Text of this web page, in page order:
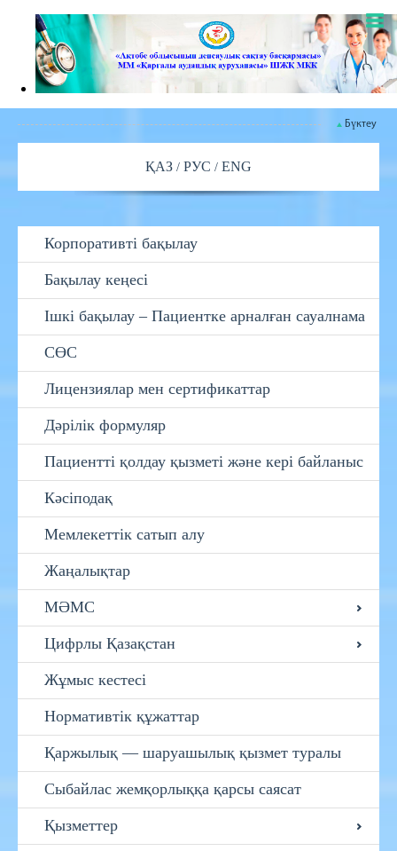
Бүктеу
ҚАЗ РУС ENG
Корпоративті бақылау
Бақылау кеңесі
Ішкі бақылау – Пациентке арналған сауалнама
СӨС
Лицензиялар мен сертификаттар
Дәрілік формуляр
Пациентті қолдау қызметі және кері байланыс
Кәсіподақ
Мемлекеттік сатып алу
Жаңалықтар
МӘМС
Цифрлы Қазақстан
Жұмыс кестесі
Нормативтік құжаттар
Қаржылық — шаруашылық қызмет туралы
Сыбайлас жемқорлыққа қарсы саясат
Қызметтер